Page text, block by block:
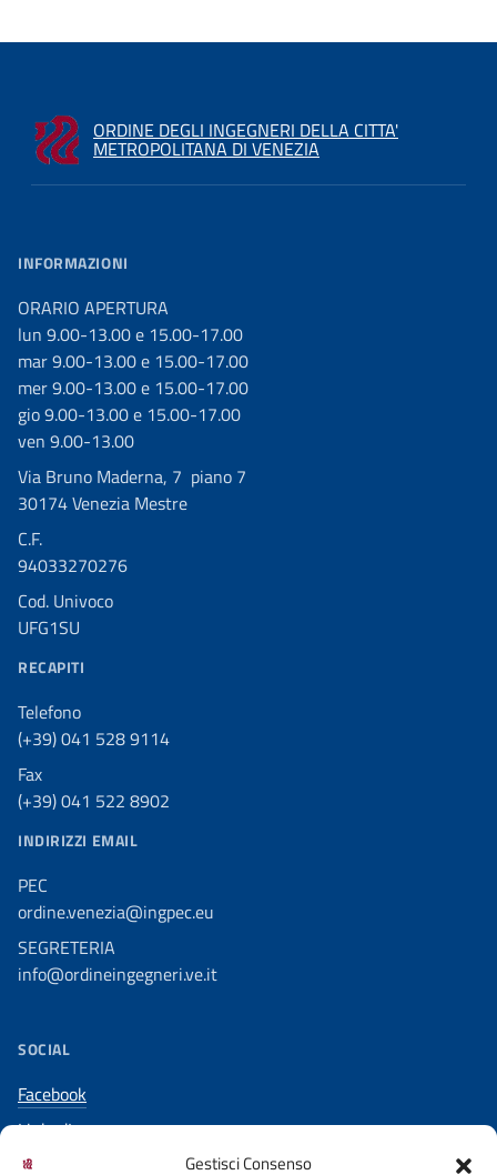
Gestisci Consenso
ORDINE DEGLI INGEGNERI DELLA CITTA'
METROPOLITANA DI VENEZIA
INFORMAZIONI
ORARIO APERTURA
lun 9.00-13.00 e 15.00-17.00
mar 9.00-13.00 e 15.00-17.00
mer 9.00-13.00 e 15.00-17.00
gio 9.00-13.00 e 15.00-17.00
ven 9.00-13.00
Via Bruno Maderna, 7 piano 7
30174 Venezia Mestre
C.F.
94033270276
Cod. Univoco
UFG1SU
RECAPITI
Telefono
(+39) 041 528 9114
Fax
(+39) 041 522 8902
INDIRIZZI EMAIL
PEC
ordine.venezia@ingpec.eu
SEGRETERIA
info@ordineingegneri.ve.it
SOCIAL
Facebook
LinkedIn
YouTube